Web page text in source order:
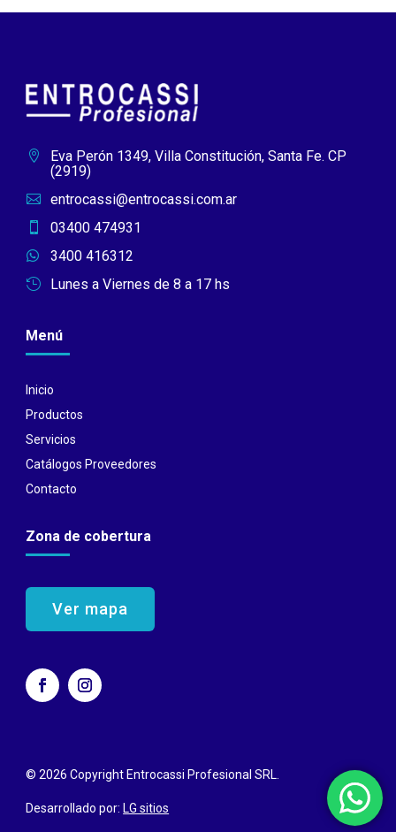

Eva Perón 1349, Villa Constitución, Santa Fe. CP
(2919)
 entrocassi@entrocassi.com.ar
 03400 474931
 3400 416312
 Lunes a Viernes de 8 a 17 hs
Menú
Inicio
Productos
Servicios
Catálogos Proveedores
Contacto
Zona de cobertura
Ver mapa
© 2026 Copyright Entrocassi Profesional SRL.
Desarrollado por: LG sitios